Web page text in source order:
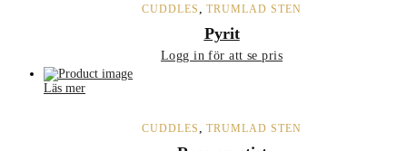
CUDDLES ,TRUMLAD STEN
Pyrit
Logg in för att se pris
Läs mer
CUDDLES ,TRUMLAD STEN